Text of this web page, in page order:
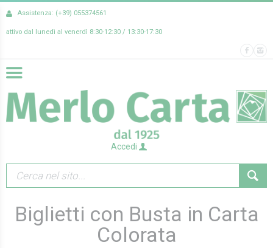
Assistenza: (+39) 055374561
attivo dal lunedì al venerdì 8:30-12:30 / 13:30-17:30
Accedi
Biglietti con Busta in Carta
Colorata